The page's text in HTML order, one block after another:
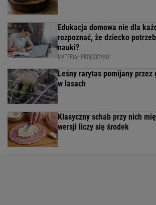
Edukacja domowa nie dla
rozpoznać, że dziecko
nauki?
MATERIAŁ PROMOCYJNY
Leśny rarytas pomijany
w lasach
Klasyczny schab przy nich
wersji liczy się środek